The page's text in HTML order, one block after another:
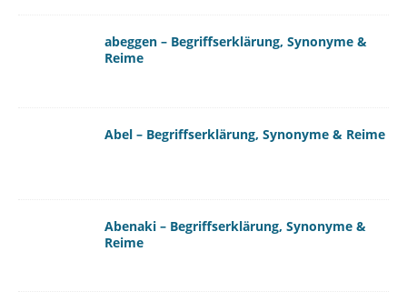
abeggen – Begriffserklärung, Synonyme &
Reime
Abel – Begriffserklärung, Synonyme & Reime
Abenaki – Begriffserklärung, Synonyme &
Reime